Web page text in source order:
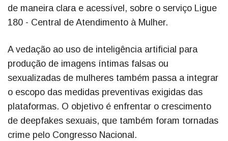
de maneira clara e acessível, sobre o serviço Ligue
180 - Central de Atendimento à Mulher.
A vedação ao uso de inteligência artificial para
produção de imagens íntimas falsas ou
sexualizadas de mulheres também passa a integrar
o escopo das medidas preventivas exigidas das
plataformas. O objetivo é enfrentar o crescimento
de deepfakes sexuais, que também foram tornadas
crime pelo Congresso Nacional.